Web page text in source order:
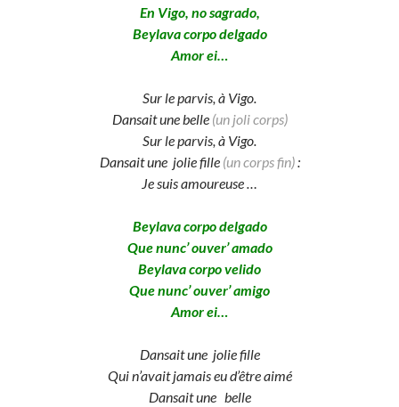
En Vigo, no sagrado,
Beylava corpo delgado
Amor ei…
Sur le parvis, à Vigo.
Dansait une belle (un joli corps)
Sur le parvis, à Vigo.
Dansait une jolie fille (un corps fin):
Je suis amoureuse …
Beylava corpo delgado
Que nunc’ ouver’ amado
Beylava corpo velido
Que nunc’ ouver’ amigo
Amor ei…
Dansait une jolie fille
Qui n’avait jamais eu d’être aimé
Dansait une belle